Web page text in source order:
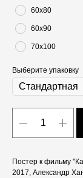
60х80
60х90
70х100
Выберите упаковку
Постер к фильму
2017, Александр